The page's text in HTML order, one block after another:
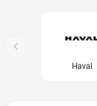
Haval